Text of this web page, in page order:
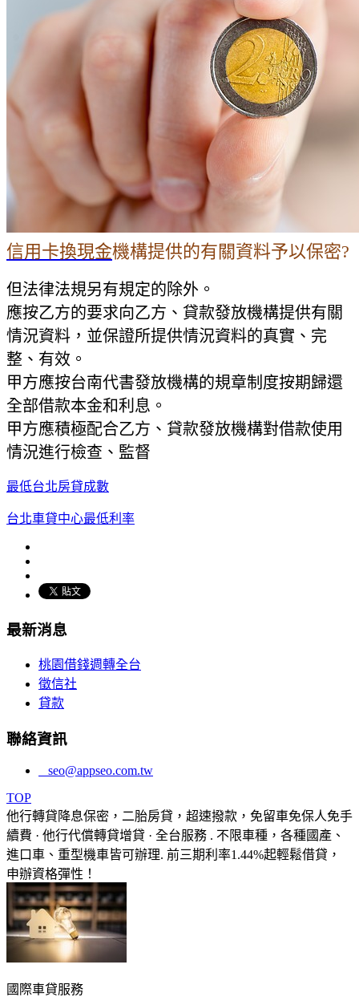
信用卡換現金機構提供的有關資料予以保密?
但法律法規另有規定的除外。
應按乙方的要求向乙方、貸款發放機構提供有關
情況資料，並保證所提供情況資料的真實、完
整、有效。
甲方應按台南代書發放機構的規章制度按期歸還
全部借款本金和利息。
甲方應積極配合乙方、貸款發放機構對借款使用
情況進行檢查、監督
最低台北房貸成數
台北車貸中心最低利率
最新消息
桃園借錢週轉全台
徵信社
貸款
聯絡資訊
seo@appseo.com.tw
TOP
他行轉貸降息保密，二胎房貸，超速撥款，免留車免保人免手
續費 · 他行代償轉貸增貸 · 全台服務 . 不限車種，各種國產、
進口車、重型機車皆可辦理. 前三期利率1.44%起輕鬆借貸，
申辦資格彈性！
國際車貸服務